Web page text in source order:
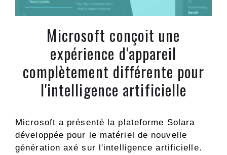
Microsoft conçoit une
expérience d'appareil
complètement différente pour
l'intelligence artificielle
Microsoft a présenté la plateforme Solara
développée pour le matériel de nouvelle
génération axé sur l'intelligence artificielle.